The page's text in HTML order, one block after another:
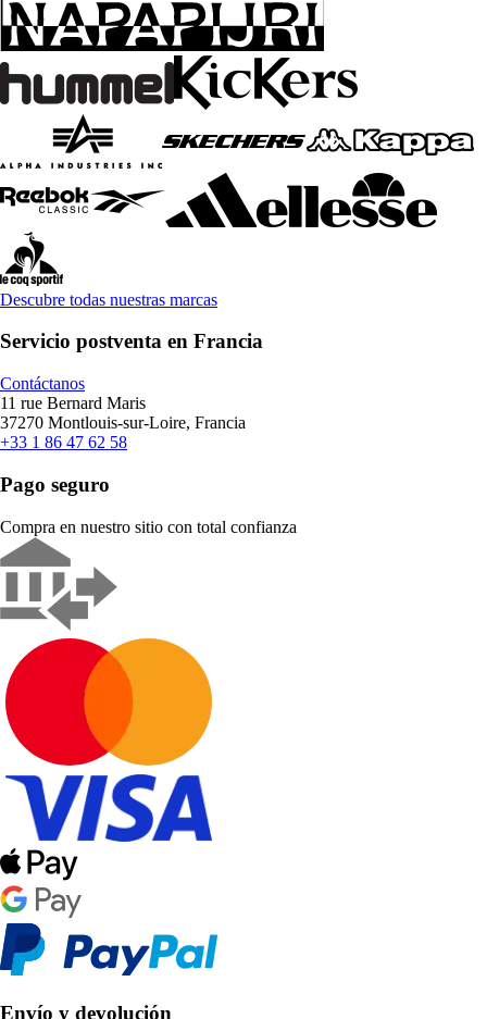
Descubre todas nuestras marcas
Servicio postventa en Francia
Contáctanos
11 rue Bernard Maris
37270 Montlouis-sur-Loire, Francia
+33 1 86 47 62 58
Pago seguro
Compra en nuestro sitio con total confianza
Envío y devolución